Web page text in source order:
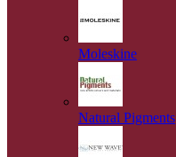
Moleskine
Natural Pigments